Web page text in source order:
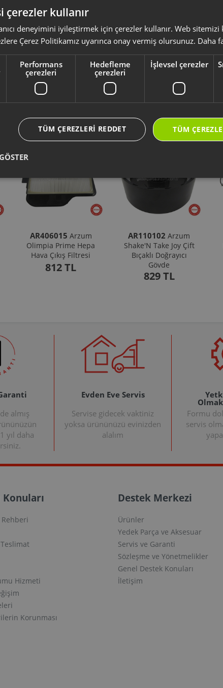
ve sarf malzemeleri, ürününüzü uzun ömürlü ve güvenle
olup olmadığını,ürün kodunuz aracılığı ile kontrol ediniz.
kılavuzu ve kullanım detayları içinhttps://
ve garanti bilgilerine kolayca erişebilirsiniz.
Yeni Ürünler Seçtiklerimiz
AR406015 Arzum
Olimpia Prime Hepa
Hava Çıkış Filtresi
812 TL
AR110102 Arzum
Shake'N Take Joy Çift
Bıçaklı Doğrayıcı
Gövde
829 TL
almış
yıl daha
Evden Eve Servis
Servise gidecek vaktiniz
yoksa ürününüzü evinizden
alalım
Formu
servis
Konuları
Rehberi
Hizmeti
Korunması
Destek Merkezi
Ürünler
Yedek Parça ve Aksesuar
Servis ve Garanti
Sözleşme ve Yönetmelikler
Genel Destek Konuları
İletişim
çerezler kullanır
deneyimini iyileştirmek için çerezler kullanır. Web
Çerez Politikamız uyarınca onay vermiş olursunuz. Daha
Performans
çerezleri
Hedefleme
çerezleri
İşlevsel çerezler
TÜM
TÜM ÇEREZLERI REDDET